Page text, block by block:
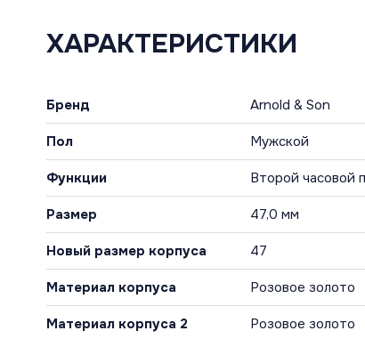
ХАРАКТЕРИСТИКИ
Бренд Arnold & Son
Пол Мужской
Функции Второй часовой
Размер 47,0 мм
Новый размер корпуса 47
Материал корпуса Розовое золото
Материал корпуса 2 Розовое золото